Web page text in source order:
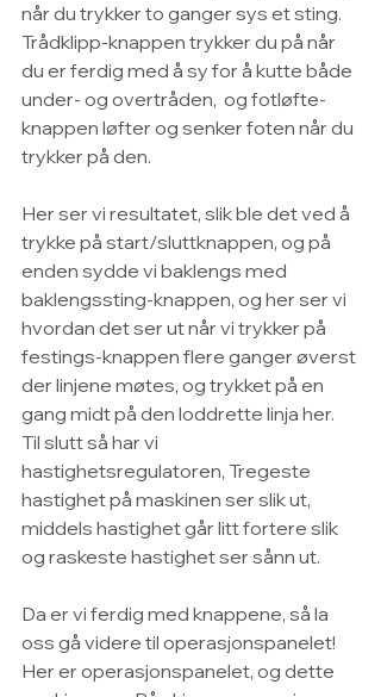
når du trykker to ganger sys et sting.
Trådklipp-knappen trykker du på når
du er ferdig med å sy for å kutte både
under- og overtråden,  og fotløfte-
knappen løfter og senker foten når du
trykker på den.
Her ser vi resultatet, slik ble det ved å
trykke på start/sluttknappen, og på
enden sydde vi baklengs med
baklengssting-knappen, og her ser vi
hvordan det ser ut når vi trykker på
festings-knappen flere ganger øverst
der linjene møtes, og trykket på en
gang midt på den loddrette linja her.
Til slutt så har vi
hastighetsregulatoren, Tregeste
hastighet på maskinen ser slik ut,
middels hastighet går litt fortere slik
og raskeste hastighet ser sånn ut.
Da er vi ferdig med knappene, så la
oss gå videre til operasjonspanelet!
Her er operasjonspanelet, og dette